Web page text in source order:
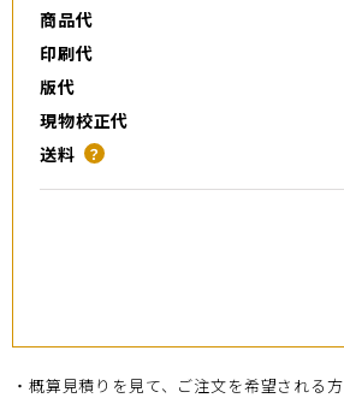
商品代
印刷代
版代
現物校正代
送料 ？
・概算見積りを見て、ご注文を希望される方